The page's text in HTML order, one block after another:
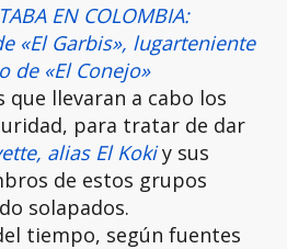
EN COLOMBIA:
«El Garbis», lugarteniente
de «El Conejo»
llevaran a cabo los
para tratar de dar
alias El Kokiy sus
de estos grupos
solapados.
tiempo, según fuentes